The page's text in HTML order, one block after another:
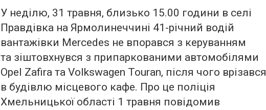
У неділю, 31 травня, близько 15.00 години в селі
Правдівка на Ярмолинеччині 41-річний водій
вантажівки Mercedes не впорався з керуванням
та зіштовхнувся з припаркованими автомобілями
Opel Zafira та Volkswagen Touran, після чого врізався
в будівлю місцевого кафе. Про це поліція
Хмельницької області 1 травня повідомив